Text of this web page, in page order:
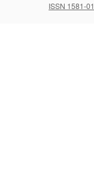
ISSN 1581-